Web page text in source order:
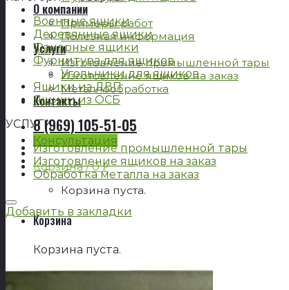
О компании
Примеры работ
Полезная информация
Услуги
Изготовление промышленной тары
Изготовление ящиков на заказ
Металлообработка
Контакты
8 (969) 105-51-05
Консультация
Корзина /0Р
Корзина пуста.
Корзина
Корзина пуста.
Военные ящики
Деревянные ящики
Фанерные ящики
Фурнитура для ящиков
Угольники для ящиков
Ящики из ДВП
Ящики из ОСБ
УСЛУГИ
Изготовление промышленной тары
Изготовление ящиков на заказ
Обработка металла на заказ
Добавить в закладки